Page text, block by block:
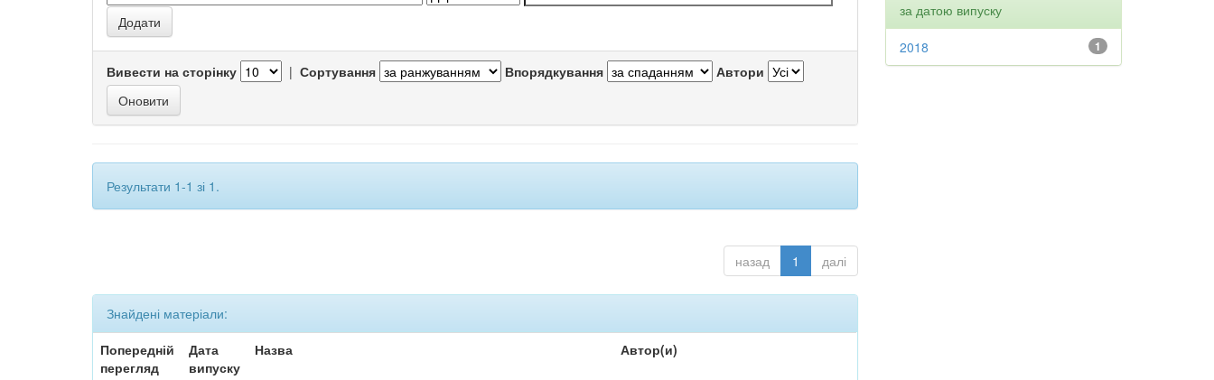
Вивести на сторінку | Сортування Впорядкування Автори
Результати 1-1 зі 1.
назад 1 далі
Знайдені матеріали:
Попередній
перегляд
Дата
випуску
Назва Автор(и)
за датою випуску
1
2018